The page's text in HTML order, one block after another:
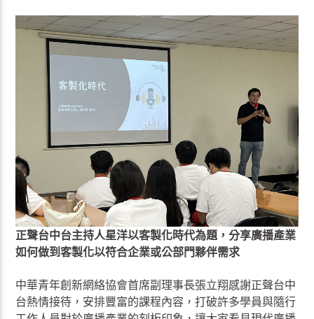
正聲台中台主持人星洋以客製化時代為題，分享廣播產業
如何做到客製化以符合企業或公部門夥伴需求
中華青年創新網絡協會首席副理事長張立翔感謝正聲台中
台熱情接待，安排豐富的課程內容，打破許多學員與隨行